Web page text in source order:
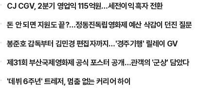
CJ CGV, 2분기 영업익 115억원…세전이익 흑자 전환
돈 안 되면 지원도 끝?…정동진독립영화제 예산 삭감이 던진 질문
봉준호 감독부터 김민경 편집자까지…'경주기행' 릴레이 GV
제31회 부산국제영화제 공식 포스터 공개…관객의 '군상' 담았다
'데뷔 6주년' 트레저, 멈춤 없는 커리어 하이